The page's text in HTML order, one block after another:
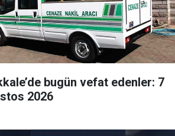
bugün vefat edenler: 7
2026